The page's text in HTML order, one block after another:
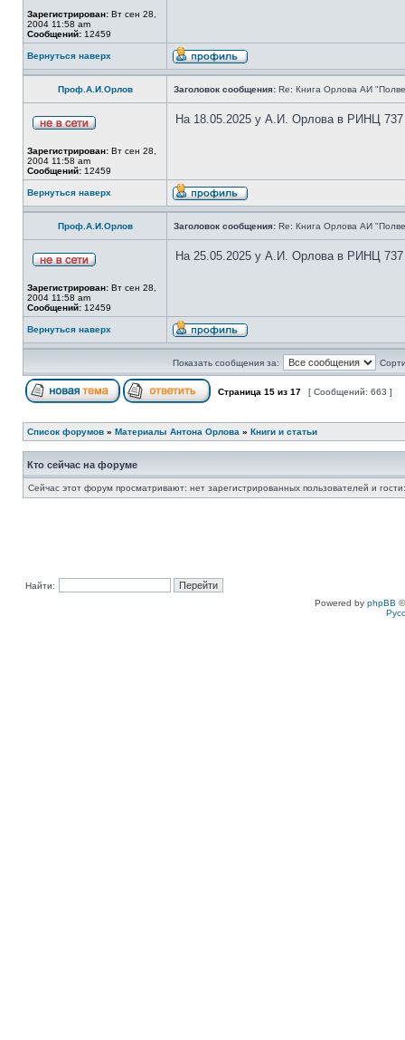
Зарегистрирован: Вт сен 28,
2004 11:58 am
Сообщений: 12459
Вернуться наверх
Проф.А.И.Орлов Заголовок сообщения: Re: Книга Орлова АИ
Зарегистрирован: Вт сен 28,
2004 11:58 am
Сообщений: 12459
На 18.05.2025 у А.И. Орлова в РИНЦ 737
Вернуться наверх
Проф.А.И.Орлов Заголовок сообщения: Re: Книга Орлова АИ
Зарегистрирован: Вт сен 28,
2004 11:58 am
Сообщений: 12459
На 25.05.2025 у А.И. Орлова в РИНЦ 737
Вернуться наверх
Показать сообщения за:
Страница 15 из 17 [ Сообщений: 663 ]
Список форумов » Материалы Антона Орлова » Книги и статьи
Кто сейчас на форуме
Сейчас этот форум просматривают: нет зарегистрированных пользователей и
Найти:
Powered by phpBB